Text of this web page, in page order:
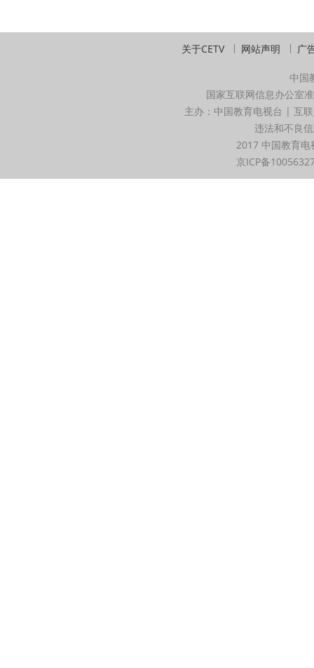
关于CETV 网站声明 广
中国
国家互联网信息办公室
主办：中国教育电视台 | 互
违法和不良
2017 中国教育
京ICP备